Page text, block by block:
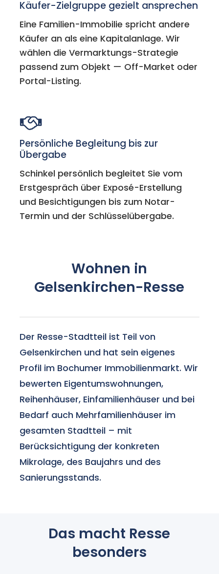
Käufer-Zielgruppe gezielt ansprechen
Eine Familien-Immobilie spricht andere
Käufer an als eine Kapitalanlage. Wir
wählen die Vermarktungs-Strategie
passend zum Objekt — Off-Market oder
Portal-Listing.
Persönliche Begleitung bis zur
Übergabe
Schinkel persönlich begleitet Sie vom
Erstgespräch über Exposé-Erstellung
und Besichtigungen bis zum Notar-
Termin und der Schlüsselübergabe.
Wohnen in
Gelsenkirchen-Resse
Der Resse-Stadtteil ist Teil von
Gelsenkirchen und hat sein eigenes
Profil im Bochumer Immobilienmarkt. Wir
bewerten Eigentumswohnungen,
Reihenhäuser, Einfamilienhäuser und bei
Bedarf auch Mehrfamilienhäuser im
gesamten Stadtteil – mit
Berücksichtigung der konkreten
Mikrolage, des Baujahrs und des
Sanierungsstands.
Das macht Resse
besonders